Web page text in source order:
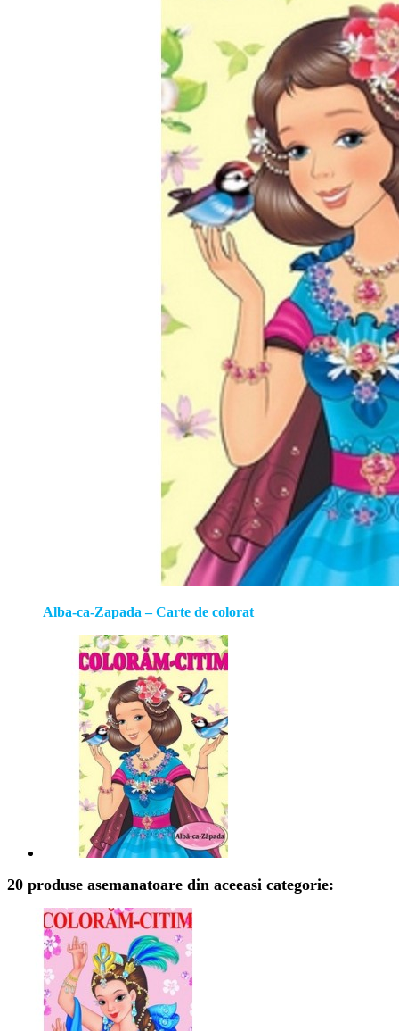
Alba-ca-Zapada – Carte de colorat
20 produse asemanatoare din aceeasi categorie: